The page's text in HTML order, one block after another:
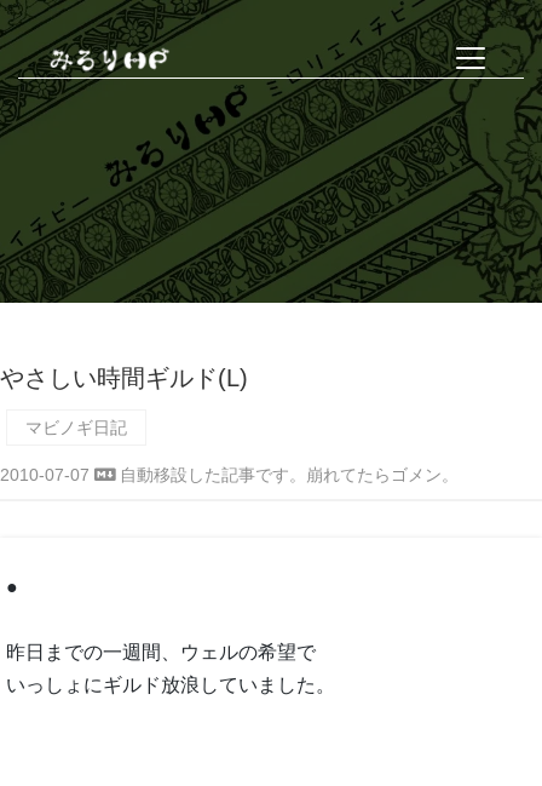
やさしい時間ギルド(L)
マビノギ日記
2010-07-07 自動移設した記事です。崩れてたらゴメン。
●
昨日までの一週間、ウェルの希望で
いっしょにギルド放浪していました。